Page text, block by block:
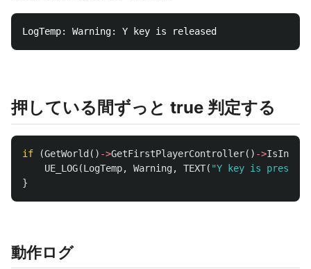
押している間ずっと true 判定する
if (GetWorld () ->GetFirstPlayerController() ->
UE_LOG(LogTemp, Warning, TEXT( "Y key is pressed"
}
動作ログ